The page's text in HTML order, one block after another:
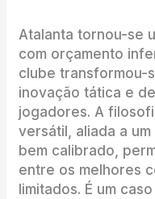
Atalanta tornou-se
com orçamento
clube transformou-
inovação tática e
jogadores. A
versátil, aliada a
bem calibrado,
entre os melhores
limitados. É um